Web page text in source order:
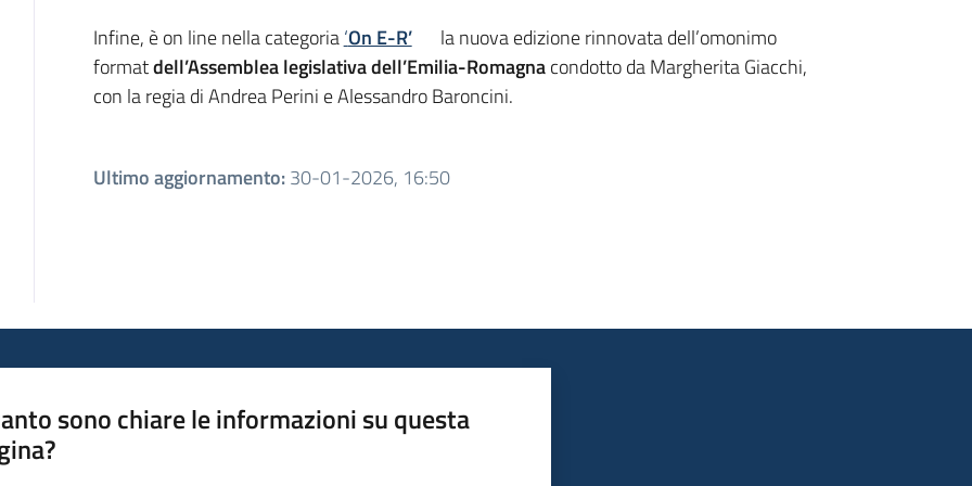
Infine, è on line nella categoria‘On E-R’
la nuova edizione rinnovata dell’omonimo
formatdell’Assemblea legislativa dell’Emilia-Romagnacondotto da Margherita Giacchi,
con la regia di Andrea Perini e Alessandro Baroncini.
Ultimo aggiornamento:30-01-2026, 16:50
sono chiare le informazioni su questa